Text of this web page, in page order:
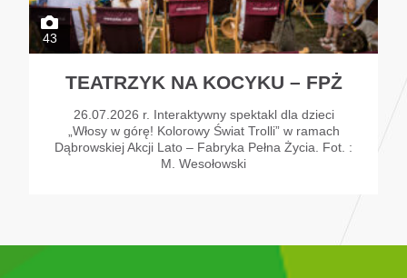
43
TEATRZYK NA KOCYKU – FPŻ
26.07.2026 r. Interaktywny spektakl dla dzieci
„Włosy w górę! Kolorowy Świat Trolli” w ramach
Dąbrowskiej Akcji Lato – Fabryka Pełna Życia. Fot. :
M. Wesołowski